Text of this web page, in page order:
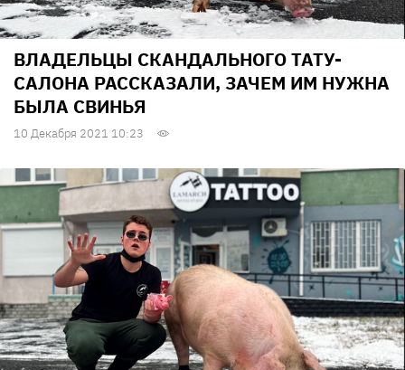
ВЛАДЕЛЬЦЫ СКАНДАЛЬНОГО ТАТУ-
САЛОНА РАССКАЗАЛИ, ЗАЧЕМ ИМ НУЖНА
БЫЛА СВИНЬЯ
10 Декабря 2021 10:23